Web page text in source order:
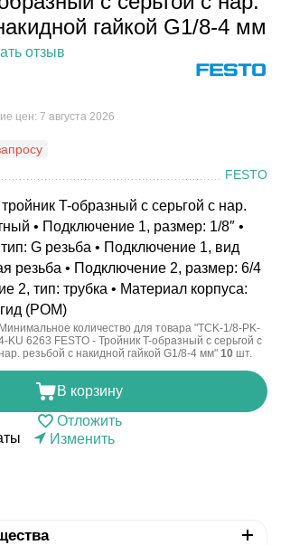
гайкой G1/8-4 мм
отзыв
цен: 7 августа 2026
FESTO
T-образный с серьгой с нар.
• Подключение 1, размер: 1/8″ •
G резьба • Подключение 1, вид
резьба • Подключение 2, размер: 6/4
2, тип: трубка • Материал корпуса:
(POM)
Минимальное количество для товара "TCK-1/8-PK-
KU 6263 FESTO - Тройник T-образный с серьгой с
резьбой с накидной гайкой G1/8-4 мм" 10 шт.
В корзину
Отложить
Изменить